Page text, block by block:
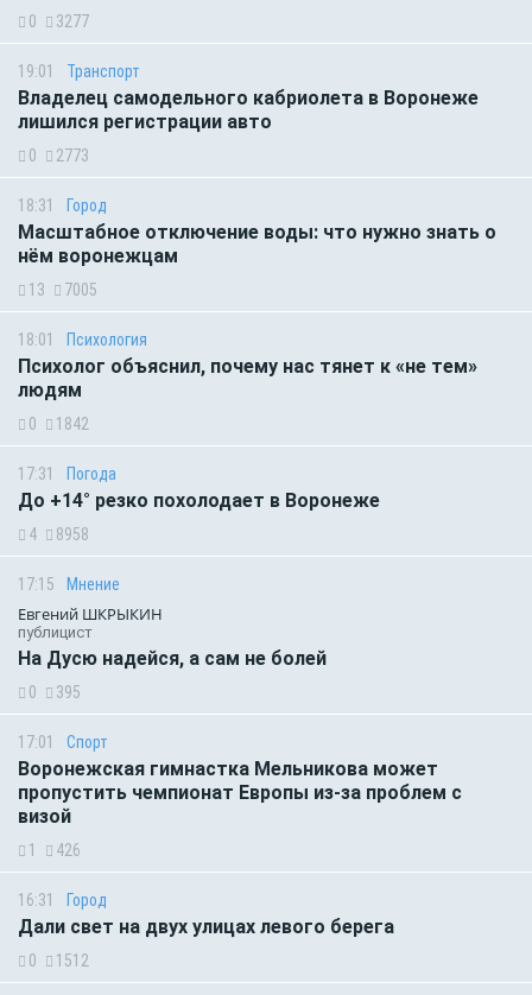
0 3277
19:01 Транспорт
Владелец самодельного кабриолета в Воронеже
лишился регистрации авто
0 2773
18:31 Город
Масштабное отключение воды: что нужно знать о
нём воронежцам
13 7005
18:01 Психология
Психолог объяснил, почему нас тянет к «не тем»
людям
0 1842
17:31 Погода
До +14° резко похолодает в Воронеже
4 8958
17:15 Мнение
Евгений ШКРЫКИН
публицист
На Дусю надейся, а сам не болей
0 395
17:01 Спорт
Воронежская гимнастка Мельникова может
пропустить чемпионат Европы из-за проблем с
визой
1 426
16:31 Город
Дали свет на двух улицах левого берега
0 1512